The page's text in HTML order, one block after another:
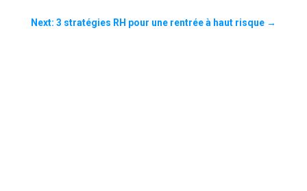
Next: 3 stratégies RH pour une rentrée à haut risque →